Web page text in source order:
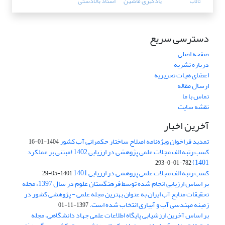
دسترسی سریع
صفحه اصلی
درباره نشریه
اعضای هیات تحریریه
ارسال مقاله
تماس با ما
نقشه سایت
آخرین اخبار
تمدید فراخوان ویژه‌نامه اصلاح ساختار حکمرانی آب کشور1404-01-16
کسب رتبه الف مجلات علمی پژوهشی در ارزیابی 1402 (مبتنی بر عملکرد
1401)
782-01-0-293
کسب رتبه الف مجلات علمی پژوهشی در ارزیابی 1401 1401-05-29
بر اساس ارزیابی انجام شده توسط فرهنگستان علوم در سال 1397، مجله
تحقیقات منابع آب ایران به عنوان بهترین مجله علمی - پژوهشی کشور در
زمینه مهندسی آب و آبیاری انتخاب شده است.1397-11-01
بر اساس آخرین ارزشیابی پایگاه اطلاعات علمی جهاد دانشگاهی، مجله